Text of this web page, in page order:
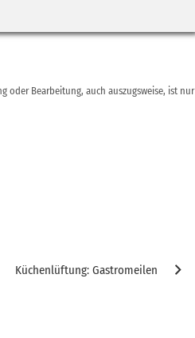
oder Bearbeitung, auch auszugsweise, ist nur
Küchenlüftung: Gastromeilen